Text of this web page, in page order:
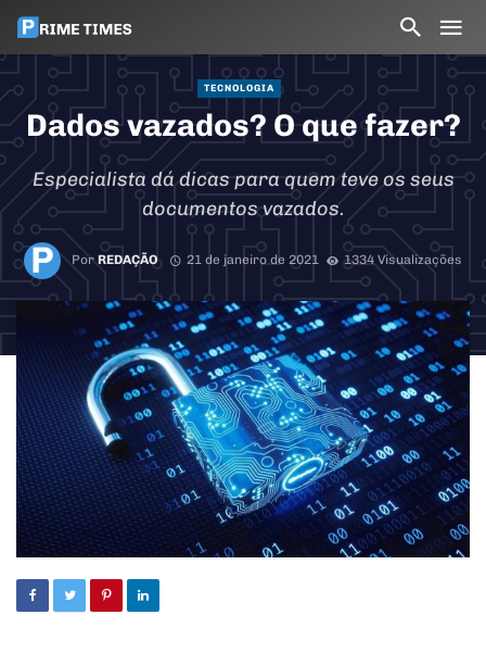
TECNOLOGIA
Dados vazados? O que fazer?
Especialista dá dicas para quem teve os seus
documentos vazados.
PorREDAÇÃO 21 de janeiro de 2021 1334 Visualizações